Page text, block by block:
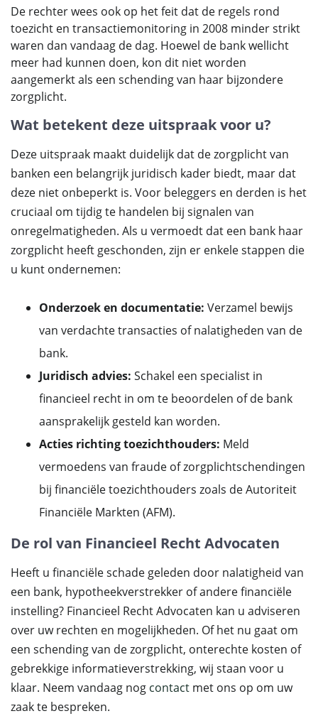
De rechter wees ook op het feit dat de regels rond
toezicht en transactiemonitoring in 2008 minder strikt
waren dan vandaag de dag. Hoewel de bank wellicht
meer had kunnen doen, kon dit niet worden
aangemerkt als een schending van haar bijzondere
zorgplicht.
Wat betekent deze uitspraak voor u?
Deze uitspraak maakt duidelijk dat de zorgplicht van
banken een belangrijk juridisch kader biedt, maar dat
deze niet onbeperkt is. Voor beleggers en derden is het
cruciaal om tijdig te handelen bij signalen van
onregelmatigheden. Als u vermoedt dat een bank haar
zorgplicht heeft geschonden, zijn er enkele stappen die
u kunt ondernemen:
Onderzoek en documentatie: Verzamel bewijs
van verdachte transacties of nalatigheden van de
bank.
Juridisch advies: Schakel een specialist in
financieel recht in om te beoordelen of de bank
aansprakelijk gesteld kan worden.
Acties richting toezichthouders: Meld
vermoedens van fraude of zorgplichtschendingen
bij financiële toezichthouders zoals de Autoriteit
Financiële Markten (AFM).
De rol van Financieel Recht Advocaten
Heeft u financiële schade geleden door nalatigheid van
een bank, hypotheekverstrekker of andere financiële
instelling? Financieel Recht Advocaten kan u adviseren
over uw rechten en mogelijkheden. Of het nu gaat om
een schending van de zorgplicht, onterechte kosten of
gebrekkige informatieverstrekking, wij staan voor u
klaar. Neem vandaag nog contact met ons op om uw
zaak te bespreken.